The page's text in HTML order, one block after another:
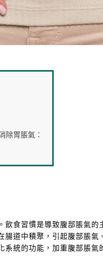
除胃脹氣：
食習慣是導致腹部脹氣的
道中積聚，引起腹部脹
統的功能，加重腹部脹氣